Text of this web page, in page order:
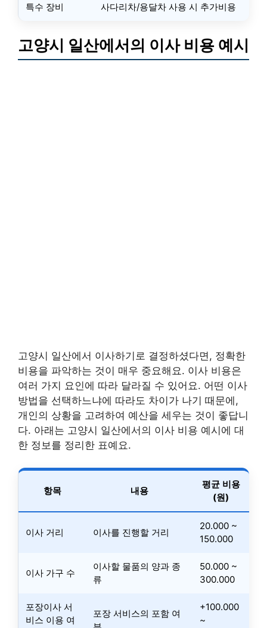
특수 장비 사다리차/용달차 사용 시 추가비용
고양시 일산에서의 이사 비용 예시
고양시 일산에서 이사하기로 결정하셨다면, 정확한
비용을 파악하는 것이 매우 중요해요. 이사 비용은
여러 가지 요인에 따라 달라질 수 있어요. 어떤 이사
방법을 선택하느냐에 따라도 차이가 나기 때문에,
개인의 상황을 고려하여 예산을 세우는 것이 좋답니
다. 아래는 고양시 일산에서의 이사 비용 예시에 대
한 정보를 정리한 표예요.
항목 내용
평균 비용
(원)
이사 거리 이사를 진행할 거리
20.000 ~
150.000
이사 가구 수
이사할 물품의 양과 종
류
50.000 ~
300.000
포장이사 서
비스 이용 여
포장 서비스의 포함 여
+100.000
~